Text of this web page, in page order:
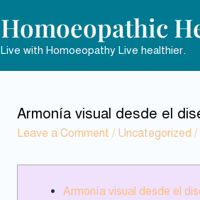
Homoeopathic
Live with Homoeopathy Live healthier.
Armonía visual desde el
Leave a Comment / Uncategorized /
Armonía visual desde el